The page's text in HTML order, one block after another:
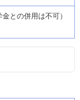
との併用は不可）